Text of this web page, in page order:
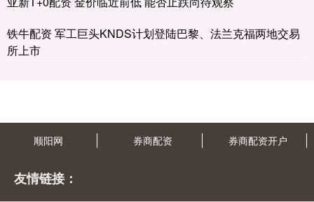
铁牛配资 军工巨头KNDS计划登陆巴黎、法兰克福两地交易
所上市
顺阳网 券商配资 券商配资开户
友情链接：